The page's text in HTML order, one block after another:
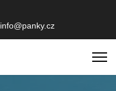
info@panky.cz